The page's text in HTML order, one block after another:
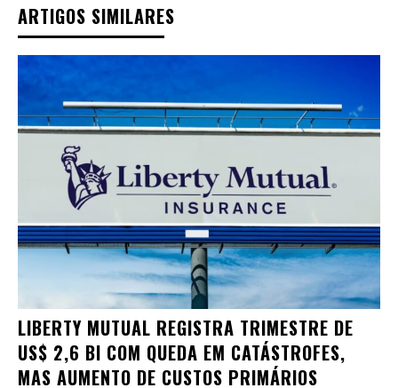
ARTIGOS SIMILARES
LIBERTY MUTUAL REGISTRA TRIMESTRE DE
US$ 2,6 BI COM QUEDA EM CATÁSTROFES,
MAS AUMENTO DE CUSTOS PRIMÁRIOS